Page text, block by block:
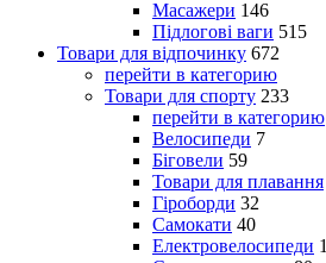
Масажери 146
Підлогові ваги 515
Товари для відпочинку 672
перейти в категорию
Товари для спорту 233
перейти в категорию
Велосипеди 7
Біговели 59
Товари для плавання
Гіроборди 32
Самокати 40
Електровелосипеди 1